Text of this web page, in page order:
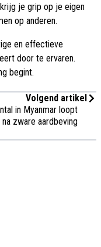
je grip op je eigen
op anderen.
en effectieve
door te ervaren.
begint.
Volgend artikel
in Myanmar loopt
na zware aardbeving